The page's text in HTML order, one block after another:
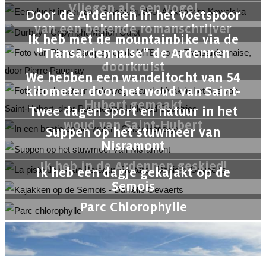
Vliegen als een vogel
Door de Ardennen in het voetspoor
van een bekende romanschrijver
Ik heb met de mountainbike via de
"Transardennaise" de Ardennen
doorkruist
We hebben een wandeltocht van 54
kilometer door het woud van Saint-
Hubert gemaakt
Twee dagen sport en natuur in het
woud van Saint-Hubert
Suppen op het stuwmeer van
Nisramont
Ik heb in de Ardennen geskied!
Ik heb een dagje gekajakt op de
Semois
Parc Chlorophylle